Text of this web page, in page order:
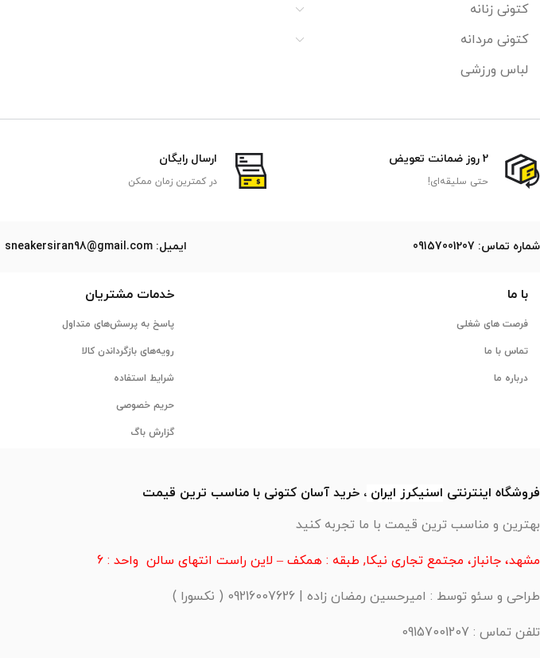
کتونی زنانه
کتونی مردانه
لباس ورزشی
2 روز ضمانت تعویض
حتی سلیقه‌ای!
ارسال رایگان
در کمترین زمان ممکن
ﺷﻤﺎره ﺗﻤﺎس: 09157001207 ایمیل: sneakersiran98@gmail.com
با ما
فرصت های شغلی
تماس با ما
درباره ما
خدمات مشتریان
پاسخ به پرسش‌های متداول
رویه‌های بازگرداندن کالا
شرایط استفاده
حریم خصوصی
گزارش باگ
فروشگاه اینترنتی اسنیکرز ایران ، خرید آسان کتونی با مناسب ترین قیمت
بهترین و مناسب ترین قیمت با ما تجربه کنید
مشهد، جانباز، مجتمع تجاری نیکا, طبقه : همکف – لاین راست انتهای سالن واحد : 6
طراحی و سئو توسط : امیرحسین رمضان زاده | 09216007626 ( نکسورا )
تلفن تماس : 09157001207